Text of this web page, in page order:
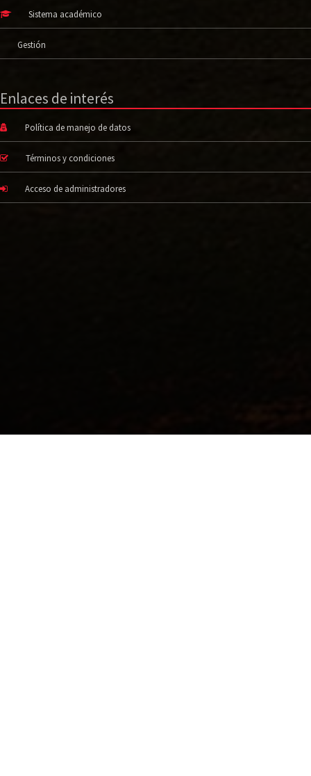
Sistema académico
Gestión
Enlaces de interés
Política de manejo de datos
Términos y condiciones
Acceso de administradores